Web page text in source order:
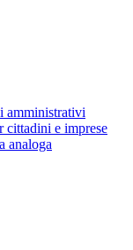
amministrativi
cittadini e imprese
analoga